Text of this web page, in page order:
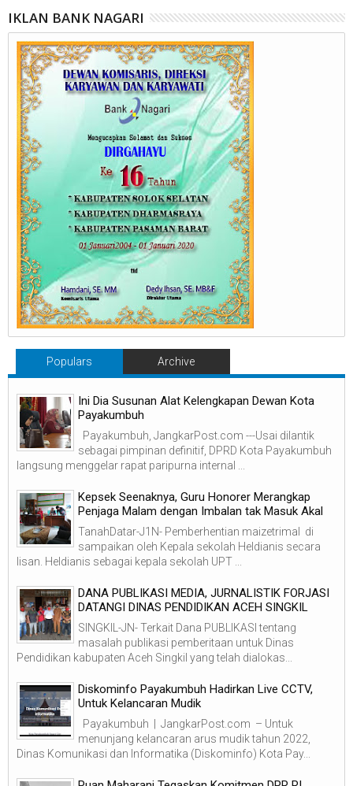
IKLAN BANK NAGARI
Populars Archive
Ini Dia Susunan Alat Kelengkapan Dewan Kota
Payakumbuh
Payakumbuh, JangkarPost.com ---Usai dilantik
sebagai pimpinan definitif, DPRD Kota Payakumbuh
langsung menggelar rapat paripurna internal ...
Kepsek Seenaknya, Guru Honorer Merangkap
Penjaga Malam dengan Imbalan tak Masuk Akal
TanahDatar-J1N- Pemberhentian maizetrimal di
sampaikan oleh Kepala sekolah Heldianis secara
lisan. Heldianis sebagai kepala sekolah UPT ...
DANA PUBLIKASI MEDIA, JURNALISTIK FORJASI
DATANGI DINAS PENDIDIKAN ACEH SINGKIL
SINGKIL-JN- Terkait Dana PUBLIKASI tentang
masalah publikasi pemberitaan untuk Dinas
Pendidikan kabupaten Aceh Singkil yang telah dialokas...
Diskominfo Payakumbuh Hadirkan Live CCTV,
Untuk Kelancaran Mudik
Payakumbuh | JangkarPost.com – Untuk
menunjang kelancaran arus mudik tahun 2022,
Dinas Komunikasi dan Informatika (Diskominfo) Kota Pay...